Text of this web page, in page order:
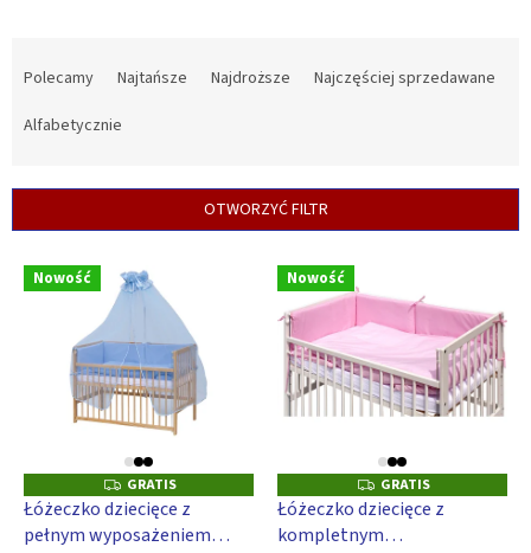
w
n
w
Polecamy Najtańsze Najdroższe
Najczęściej sprzedawane
Alfabetycznie
OTWORZYĆ FILTR
Nowość
G
R
A
T
GRATIS
Łóżeczko dziecięce z
pełnym wyposażeniem
Nowość
G
R
A
T
GRATIS
Łóżeczko dziecięce z
kompletnym